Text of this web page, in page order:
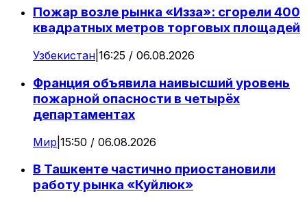
Пожар возле рынка «Изза»: сгорели 400
квадратных метров торговых площадей
Узбекистан 16:25 / 06.08.2026
Франция объявила наивысший уровень
пожарной опасности в четырёх
департаментах
Мир 15:50 / 06.08.2026
В Ташкенте частично приостановили
работу рынка «Куйлюк»